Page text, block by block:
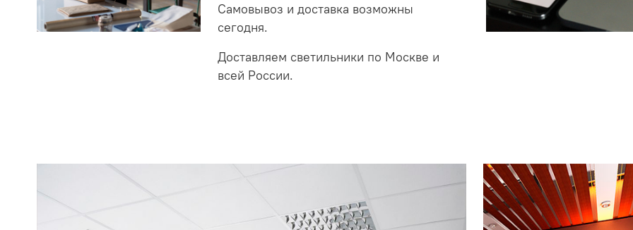
Самовывоз и доставка возможны
сегодня.
Доставляем светильники по Москве и
всей России.